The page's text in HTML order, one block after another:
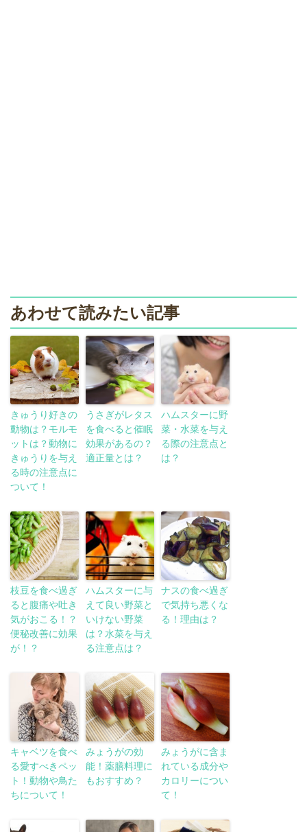
あわせて読みたい記事
きゅうり好きの
動物は？モルモ
ットは？動物に
きゅうりを与え
る時の注意点に
ついて！
うさぎがレタス
を食べると催眠
効果があるの？
適正量とは？
ハムスターに野
菜・水菜を与え
る際の注意点と
は？
枝豆を食べ過ぎ
ると腹痛や吐き
気がおこる！？
便秘改善に効果
が！？
ハムスターに与
えて良い野菜と
いけない野菜
は？水菜を与え
る注意点は？
ナスの食べ過ぎ
で気持ち悪くな
る！理由は？
キャベツを食べ
る愛すべきペッ
ト！動物や鳥た
ちについて！
みょうがの効
能！薬膳料理に
もおすすめ？
みょうがに含ま
れている成分や
カロリーについ
て！